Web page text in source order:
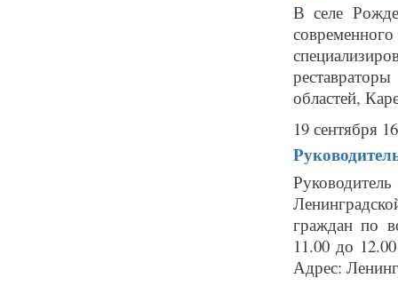
В селе
областей,
19 сентября
граждан по
11.00 до
Адрес: